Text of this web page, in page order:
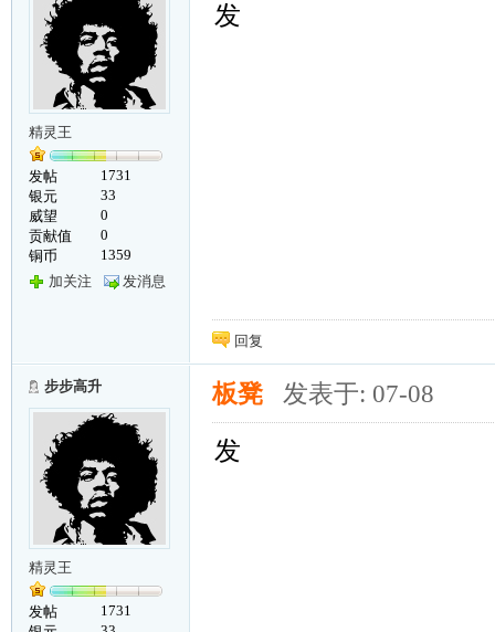
精灵王
发帖
1731
银元
33
威望
0
贡献值
0
铜币
1359
加关注
发消息
发
回复
步步高升
精灵王
发帖
1731
板凳 发表于: 07-08
发